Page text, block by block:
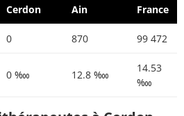
Cerdon Ain France
0 870 99 472
0 ‱ 12.8 ‱
14.53
‱